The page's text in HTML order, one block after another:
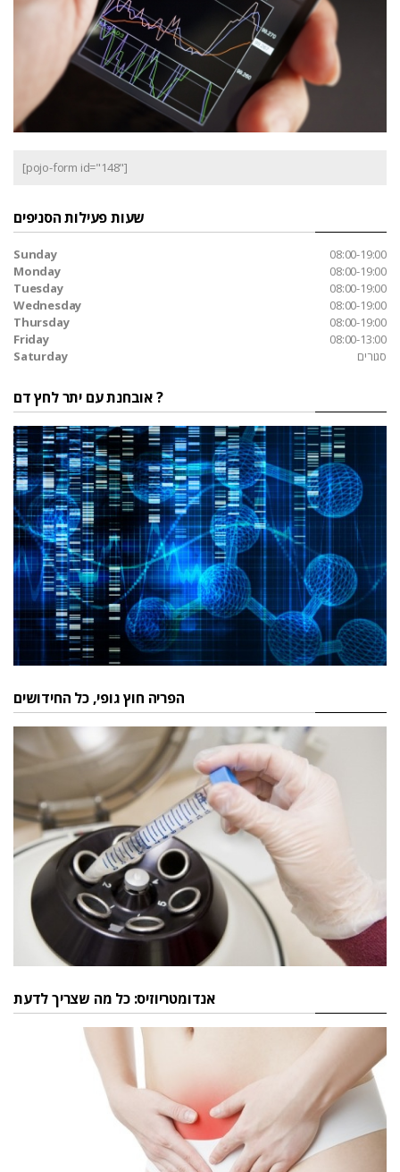
[pojo-form id="148"]
שעות פעילות הסניפים
Sunday
08:00-19:00
Monday
08:00-19:00
Tuesday
08:00-19:00
Wednesday
08:00-19:00
Thursday
08:00-19:00
Friday
08:00-13:00
Saturday
סגורים
אובחנת עם יתר לחץ דם ?
הפריה חוץ גופי, כל החידושים
אנדומטריוזיס: כל מה שצריך לדעת